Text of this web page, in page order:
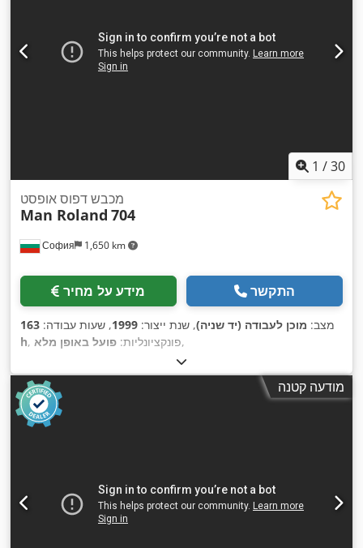
1 /30
София 1,650 km
מכבש דפוס אופסט
Man Roland 704
מידע על מחיר התקשר
מצב: מוכן לעבודה (יד שניה), שנת ייצור: 1999, שעות עבודה: 163
h
, פונקציונליות: פועל באופן מלא ,
מודעה קטנה